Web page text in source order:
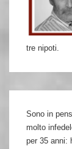
stampata
tre nipoti.
Sono in
molto
per 35 anni: